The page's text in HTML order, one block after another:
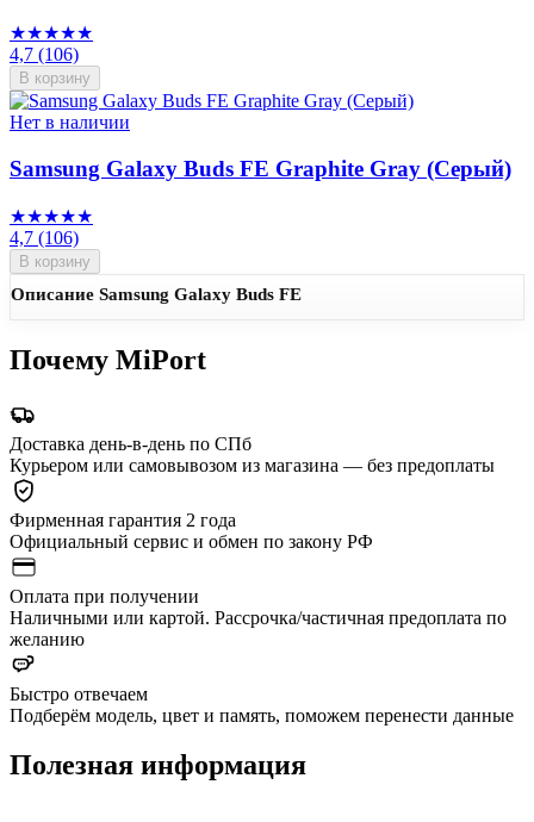
★★★★★
4,7 (106)
В корзину
Нет в наличии
Samsung Galaxy Buds FE Graphite Gray (Серый)
★★★★★
4,7 (106)
В корзину
Описание Samsung Galaxy Buds FE
Почему MiPort
Доставка день-в-день по СПб
Курьером или самовывозом из магазина — без предоплаты
Фирменная гарантия 2 года
Официальный сервис и обмен по закону РФ
Оплата при получении
Наличными или картой. Рассрочка/частичная предоплата по
желанию
Быстро отвечаем
Подберём модель, цвет и память, поможем перенести данные
Полезная информация